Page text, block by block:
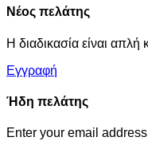
Νέος πελάτης
Η διαδικασία είναι απλή
Εγγραφή
Ήδη πελάτης
Enter your email